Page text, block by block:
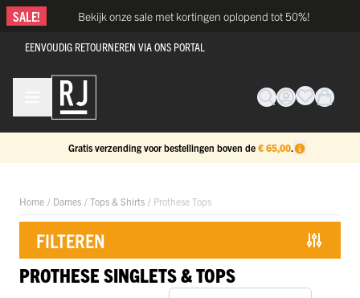
Ga naar de inhoud
SALE! Bekijk onze sale met kortingen oplopend tot 50%!
EENVOUDIG RETOURNEREN VIA ONS PORTAL
Gratis verzending voor bestellingen boven de € 65,00.
FILTEREN
Doorgaan naar productlijst
Home / Dames / Tops & Shirts / Prothese Tops
PROTHESE SINGLETS & TOPS